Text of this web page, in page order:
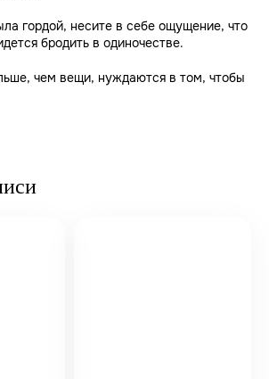
гордой, несите в себе ощущение, что
бродить в одиночестве.
чем вещи, нуждаются в том, чтобы